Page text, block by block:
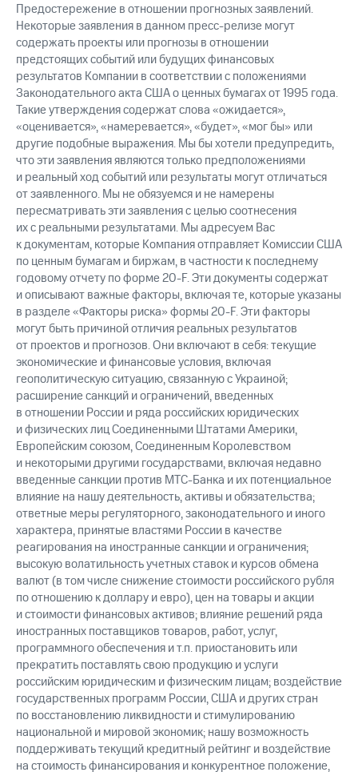
Предостережение в отношении прогнозных заявлений.
Некоторые заявления в данном пресс-релизе могут
содержать проекты или прогнозы в отношении
предстоящих событий или будущих финансовых
результатов Компании в соответствии с положениями
Законодательного акта США о ценных бумагах от 1995 года.
Такие утверждения содержат слова «ожидается»,
«оценивается», «намеревается», «будет», «мог бы» или
другие подобные выражения. Мы бы хотели предупредить,
что эти заявления являются только предположениями
и реальный ход событий или результаты могут отличаться
от заявленного. Мы не обязуемся и не намерены
пересматривать эти заявления с целью соотнесения
их с реальными результатами. Мы адресуем Вас
к документам, которые Компания отправляет Комиссии США
по ценным бумагам и биржам, в частности к последнему
годовому отчету по форме 20-F. Эти документы содержат
и описывают важные факторы, включая те, которые указаны
в разделе «Факторы риска» формы 20-F. Эти факторы
могут быть причиной отличия реальных результатов
от проектов и прогнозов. Они включают в себя: текущие
экономические и финансовые условия, включая
геополитическую ситуацию, связанную с Украиной;
расширение санкций и ограничений, введенных
в отношении России и ряда российских юридических
и физических лиц Соединенными Штатами Америки,
Европейским союзом, Соединенным Королевством
и некоторыми другими государствами, включая недавно
введенные санкции против МТС-Банка и их потенциальное
влияние на нашу деятельность, активы и обязательства;
ответные меры регуляторного, законодательного и иного
характера, принятые властями России в качестве
реагирования на иностранные санкции и ограничения;
высокую волатильность учетных ставок и курсов обмена
валют (в том числе снижение стоимости российского рубля
по отношению к доллару и евро), цен на товары и акции
и стоимости финансовых активов; влияние решений ряда
иностранных поставщиков товаров, работ, услуг,
программного обеспечения и т.п. приостановить или
прекратить поставлять свою продукцию и услуги
российским юридическим и физическим лицам; воздействие
государственных программ России, США и других стран
по восстановлению ликвидности и стимулированию
национальной и мировой экономик; нашу возможность
поддерживать текущий кредитный рейтинг и воздействие
на стоимость финансирования и конкурентное положение,